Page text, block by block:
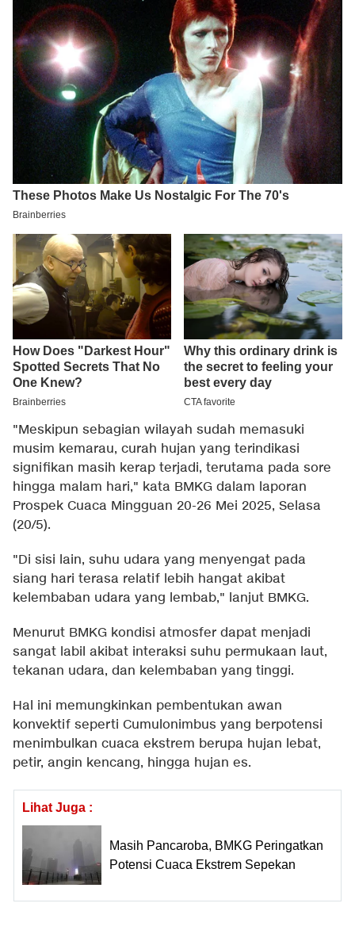
"Meskipun sebagian wilayah sudah memasuki
musim kemarau, curah hujan yang terindikasi
signifikan masih kerap terjadi, terutama pada sore
hingga malam hari," kata BMKG dalam laporan
Prospek Cuaca Mingguan 20-26 Mei 2025, Selasa
(20/5).
"Di sisi lain, suhu udara yang menyengat pada
siang hari terasa relatif lebih hangat akibat
kelembaban udara yang lembab," lanjut BMKG.
Menurut BMKG kondisi atmosfer dapat menjadi
sangat labil akibat interaksi suhu permukaan laut,
tekanan udara, dan kelembaban yang tinggi.
Hal ini memungkinkan pembentukan awan
konvektif seperti Cumulonimbus yang berpotensi
menimbulkan cuaca ekstrem berupa hujan lebat,
petir, angin kencang, hingga hujan es.
Lihat Juga :
Masih Pancaroba, BMKG Peringatkan
Potensi Cuaca Ekstrem Sepekan